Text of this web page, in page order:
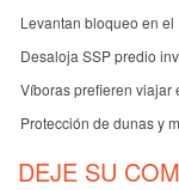
Levantan bloqueo en
Desaloja SSP predio
Víboras prefieren viajar
Protección de dunas y
DEJE SU